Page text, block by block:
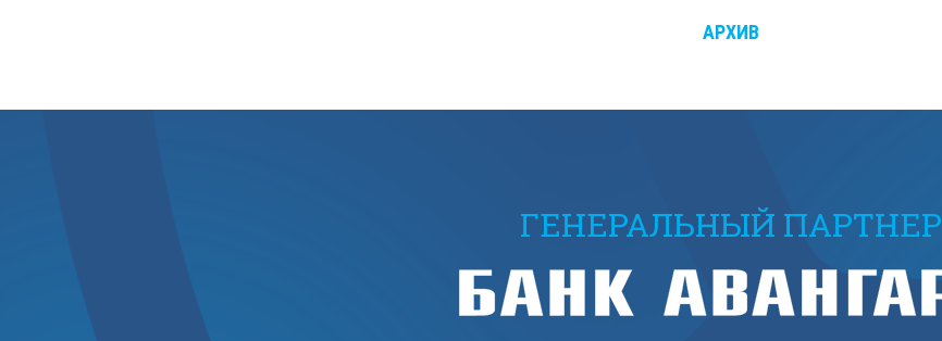
АРХИВ
ГЕНЕРАЛЬНЫЙ ПАРТНЕР